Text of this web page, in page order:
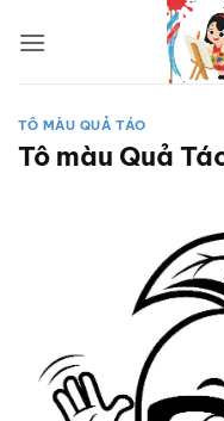
qua
TÔ MÀU QUẢ TÁO
Tô màu Quả